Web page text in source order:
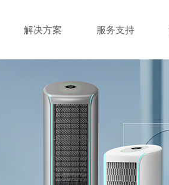
解决方案 服务支持